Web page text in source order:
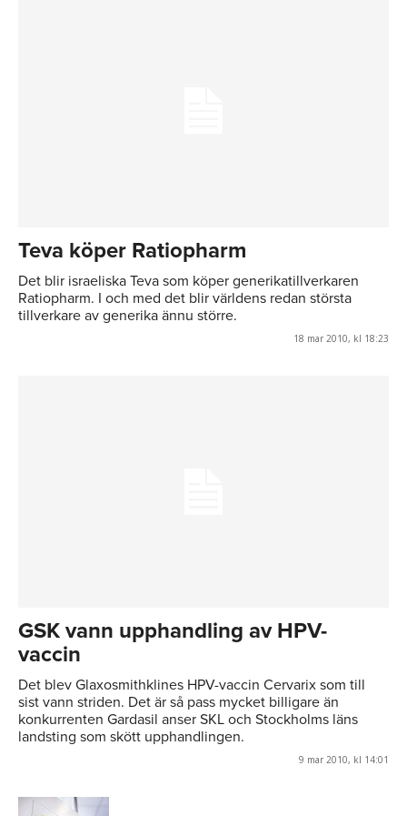
Teva köper Ratiopharm
Det blir israeliska Teva som köper generikatillverkaren
Ratiopharm. I och med det blir världens redan största
tillverkare av generika ännu större.
18 mar 2010, kl 18:23
GSK vann upphandling av HPV-
vaccin
Det blev Glaxosmithklines HPV-vaccin Cervarix som till
sist vann striden. Det är så pass mycket billigare än
konkurrenten Gardasil anser SKL och Stockholms läns
landsting som skött upphandlingen.
9 mar 2010, kl 14:01